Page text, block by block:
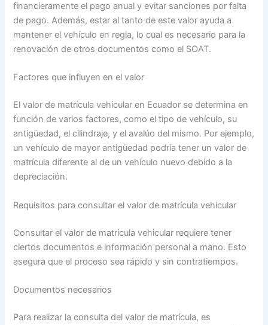
financieramente el pago anual y evitar sanciones por falta
de pago. Además, estar al tanto de este valor ayuda a
mantener el vehículo en regla, lo cual es necesario para la
renovación de otros documentos como el SOAT.
Factores que influyen en el valor
El valor de matrícula vehicular en Ecuador se determina en
función de varios factores, como el tipo de vehículo, su
antigüedad, el cilindraje, y el avalúo del mismo. Por ejemplo,
un vehículo de mayor antigüedad podría tener un valor de
matrícula diferente al de un vehículo nuevo debido a la
depreciación.
Requisitos para consultar el valor de matrícula vehicular
Consultar el valor de matrícula vehicular requiere tener
ciertos documentos e información personal a mano. Esto
asegura que el proceso sea rápido y sin contratiempos.
Documentos necesarios
Para realizar la consulta del valor de matrícula, es